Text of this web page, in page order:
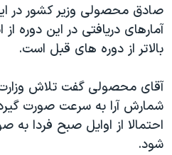
اصلی
جهش
به
ورزشی
گزیده‌ها
ویدیوها
فرهنگ و زندگی
جام جهانی ۲۰۲۶
عملیات خشم حماسی
بایگانی برنامه‌های تلویزیونی
مستندها
فرکانس‌های صدای آمریکا
پخش رادیویی
یادگیری زبان انگلیسی
دنبال کنید
صادق محصولی وزیر کشور در
آمارهای دریافتی در این دوره
بالاتر از دوره های قبل است.
آقای محصولی گفت تلاش
شمارش آرا به سرعت صورت
احتمالا از اوایل صبح فردا
شود.